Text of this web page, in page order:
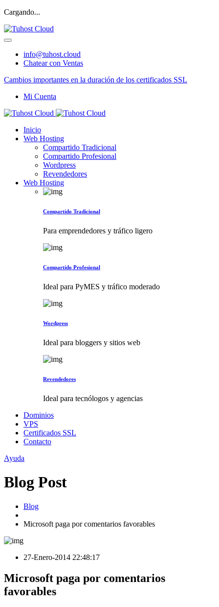
Cargando...
info@tuhost.cloud
Chatear con Ventas
Cambios importantes en la duración de los certificados SSL
Mi Cuenta
Inicio
Web Hosting
Compartido Tradicional
Compartido Profesional
Wordpress
Revendedores
Web Hosting
Compartido Tradicional
Para emprendedores y tráfico ligero
Compartido Profesional
Ideal para PyMES y tráfico moderado
Wordpress
Ideal para bloggers y sitios web
Revendedores
Ideal para tecnólogos y agencias
Dominios
VPS
Certificados SSL
Contacto
Ayuda
Blog Post
Blog
Microsoft paga por comentarios favorables
27-Enero-2014 22:48:17
Microsoft paga por comentarios
favorables